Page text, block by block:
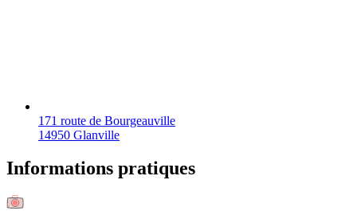
171 route de Bourgeauville
14950 Glanville
Informations pratiques